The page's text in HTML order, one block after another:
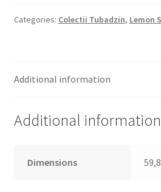
Categories: Colectii Tubadzin, Lemon
Additional information
Additional information
Dimensions